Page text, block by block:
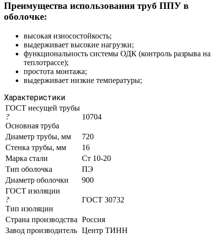
Преимущества использования труб ППУ в
оболочке:
высокая износостойкость;
выдерживает высокие нагрузки;
функциональность системы ОДК (контроль разрыва на
теплотрассе);
простота монтажа;
выдерживает низкие температуры;
Характеристики
ГОСТ несущей трубы
?
Основная труба
10704
Диаметр трубы, мм
720
Стенка трубы, мм
16
Марка стали
Ст 10-20
Тип оболочка
ПЭ
Диаметр оболочки
900
ГОСТ изоляции
?
Тип изоляции
ГОСТ 30732
Страна производства Россия
Завод производитель Центр ТИНН